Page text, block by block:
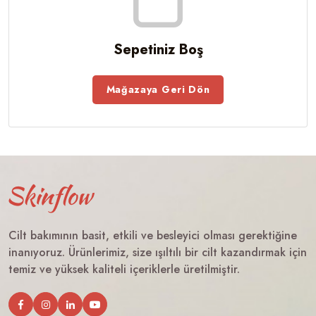
Sepetiniz Boş
Mağazaya Geri Dön
Cilt bakımının basit, etkili ve besleyici olması gerektiğine
inanıyoruz. Ürünlerimiz, size ışıltılı bir cilt kazandırmak için
temiz ve yüksek kaliteli içeriklerle üretilmiştir.